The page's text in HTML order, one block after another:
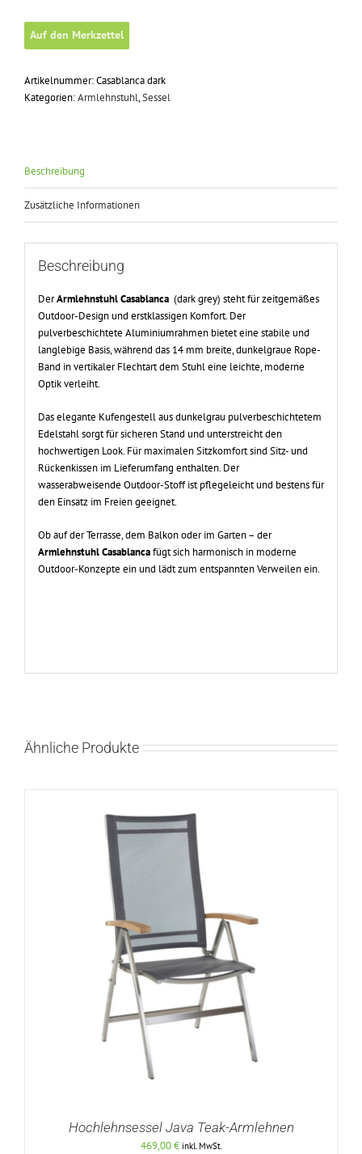
Auf den Merkzettel
Artikelnummer:Casablanca dark
Kategorien:Armlehnstuhl,Sessel
Beschreibung
Zusätzliche Informationen
Beschreibung
DerArmlehnstuhl Casablanca (dark grey) steht für zeitgemäßes
Outdoor-Design und erstklassigen Komfort. Der
pulverbeschichtete Aluminiumrahmen bietet eine stabile und
langlebige Basis, während das 14 mm breite, dunkelgraue Rope-
Band in vertikaler Flechtart dem Stuhl eine leichte, moderne
Optik verleiht.
Das elegante Kufengestell aus dunkelgrau pulverbeschichtetem
Edelstahl sorgt für sicheren Stand und unterstreicht den
hochwertigen Look. Für maximalen Sitzkomfort sind Sitz- und
Rückenkissen im Lieferumfang enthalten. Der
wasserabweisende Outdoor-Stoff ist pflegeleicht und bestens für
den Einsatz im Freien geeignet.
Ob auf der Terrasse, dem Balkon oder im Garten – der
Armlehnstuhl Casablancafügt sich harmonisch in moderne
Outdoor-Konzepte ein und lädt zum entspannten Verweilen ein.
Ähnliche Produkte
Hochlehnsessel Java Teak-Armlehnen
469,00€ inkl. MwSt.